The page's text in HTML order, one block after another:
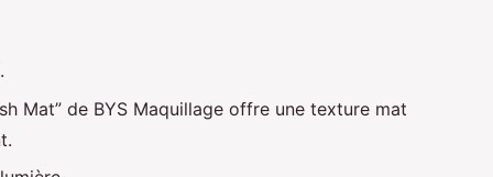
Mat” de BYS Maquillage offre une texture mat